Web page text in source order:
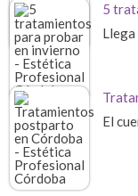
5
Llega
El